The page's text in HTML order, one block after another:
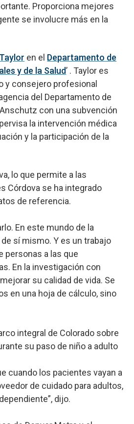
Proporciona mejores
se involucre más en la
en el Departamento de
y de la Salud’ . Taylor es
y consejero profesional
del Departamento de
con una subvención
la intervención médica
y la participación de la
lo que permite a las
Córdova se ha integrado
de referencia.
En este mundo de la
sí mismo. Y es un trabajo
personas a las que
En la investigación con
su calidad de vida. Se
en una hoja de cálculo, sino
integral de Colorado sobre
su paso de niño a adulto
cuando los pacientes vayan a
de cuidado para adultos,
dijo.